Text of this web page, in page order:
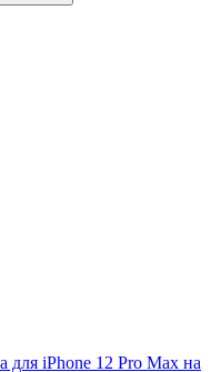
для iPhone 12 Pro Max на